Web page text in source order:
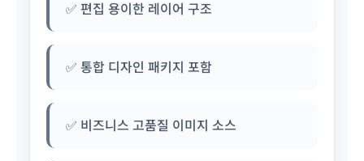
✅ 편집 용이한 레이어 구조
✅ 통합 디자인 패키지 포함
✅ 비즈니스 고품질 이미지 소스